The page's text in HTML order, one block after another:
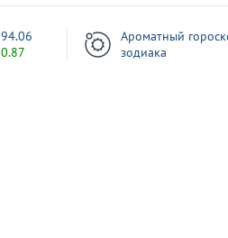
94.06
0.87
Ароматный
зодиака